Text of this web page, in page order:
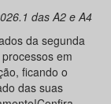
das A2 e A4
da segunda
em
ficando o
das suas